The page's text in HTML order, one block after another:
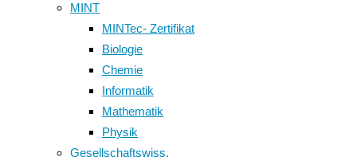
MINT
MINTec- Zertifikat
Biologie
Chemie
Informatik
Mathematik
Physik
Gesellschaftswiss.